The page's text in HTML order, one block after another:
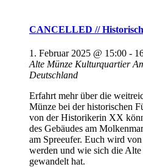
CANCELLED //
1. Februar 2025 @ 15:00 -
Alte Münze Kulturquartier
Deutschland
Erfahrt mehr über die
Münze bei der historischen
von der Historikerin XX
des Gebäudes am
am Spreeufer. Euch wird
werden und wie sich die
gewandelt hat.